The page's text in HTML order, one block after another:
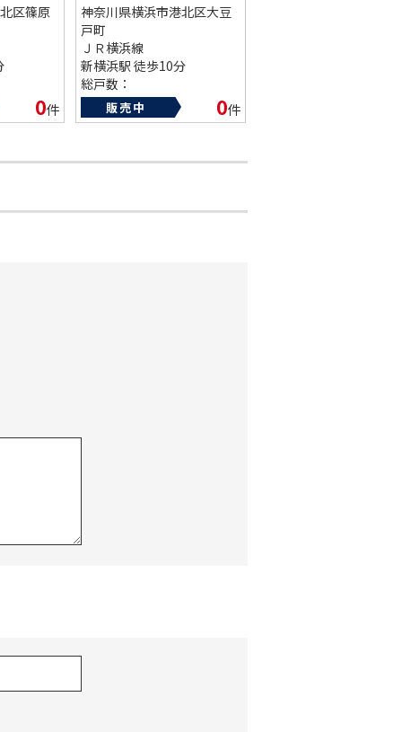
区篠原
0件
神奈川県横浜市港北区大豆
戸町
ＪＲ横浜線
新横浜駅 徒歩10分
総戸数：
築年数：1986年
販売中 0件